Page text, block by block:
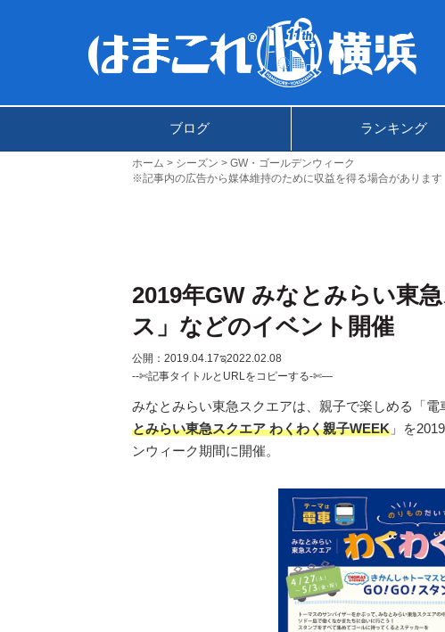
ブログ ランキング
ホーム シーズン
GW・ゴールデンウィーク
※記事内の広告から媒体維持のために収益を得る場合があります
2019年GW みなとみらい東
ス」などのイベント開催
公開：2019.04.17ಇ2022.02.08
--✄記事タイトルとURLをコピーする-✄—
みなとみらい東急スクエアは、親子で楽しめる「
とみらい東急スクエア わくわく親子WEEK 」を
ンウィーク期間に開催。